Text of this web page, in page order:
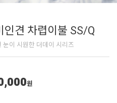
인견 차렵이불 SS/Q
이 시원한 더데이 시리즈
원